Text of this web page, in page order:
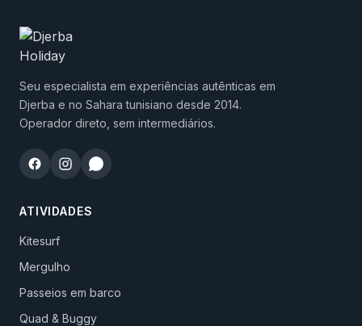
Seu especialista em experiências autênticas em
Djerba e no Sahara tunisiano desde 2014.
Operador direto, sem intermediários.
ATIVIDADES
Kitesurf
Mergulho
Passeios em barco
Quad & Buggy